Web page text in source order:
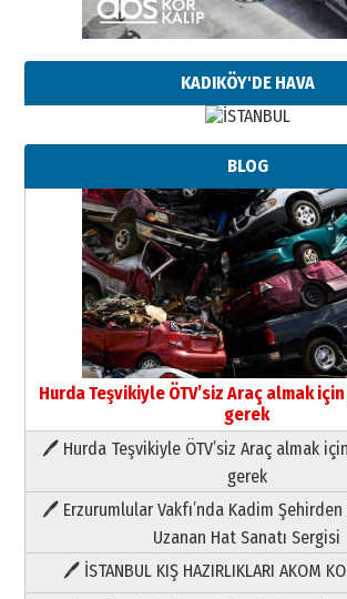
KADIKÖY'DE HAVA
BLOG
Hurda Teşvikiyle ÖTV’siz Araç almak
gerek
🖊 Hurda Teşvikiyle ÖTV’siz Araç almak
gerek
🖊 Erzurumlular Vakfı’nda Kadim
Uzanan Hat Sanatı Sergisi
🖊 İSTANBUL KIŞ HAZIRLIKLARI AKOM
Neşat YALÇIN
Paranın Aile Kültüründeki Yeri
03 Ağustos 2026 Pazartesi
Yıldırım Gündoğdu
HAVVA’NIN ÜÇ KIZI
09 Temmuz 2026 Perşembe
Yusuf POLAT
Şampiyonluk Sebahattin
yazar
11 Mayıs 2026 Pazartesi
Neşat YALÇIN
Paranın Aile Kültüründeki Yeri
03 Ağustos 2026 Pazartesi